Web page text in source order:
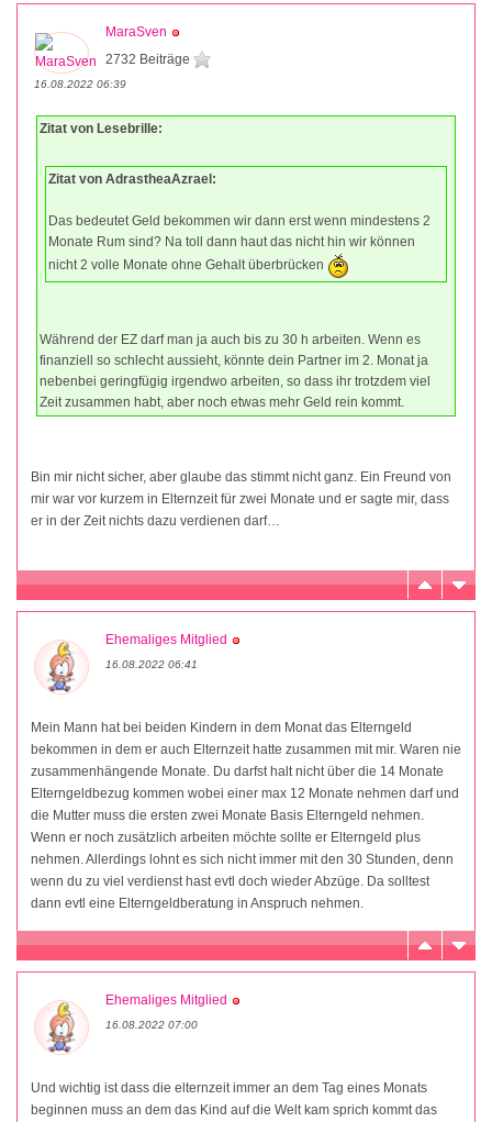
MaraSven
2732 Beiträge
16.08.2022 06:39
Zitat von Lesebrille:
Zitat von AdrastheaAzrael:
Das bedeutet Geld bekommen wir dann erst wenn mindestens 2
Monate Rum sind? Na toll dann haut das nicht hin wir können
nicht 2 volle Monate ohne Gehalt überbrücken
Während der EZ darf man ja auch bis zu 30 h arbeiten. Wenn es
finanziell so schlecht aussieht, könnte dein Partner im 2. Monat ja
nebenbei geringfügig irgendwo arbeiten, so dass ihr trotzdem viel
Zeit zusammen habt, aber noch etwas mehr Geld rein kommt.
Bin mir nicht sicher, aber glaube das stimmt nicht ganz. Ein Freund von
mir war vor kurzem in Elternzeit für zwei Monate und er sagte mir, dass
er in der Zeit nichts dazu verdienen darf…
Ehemaliges Mitglied
16.08.2022 06:41
Mein Mann hat bei beiden Kindern in dem Monat das Elterngeld
bekommen in dem er auch Elternzeit hatte zusammen mit mir. Waren nie
zusammenhängende Monate. Du darfst halt nicht über die 14 Monate
Elterngeldbezug kommen wobei einer max 12 Monate nehmen darf und
die Mutter muss die ersten zwei Monate Basis Elterngeld nehmen.
Wenn er noch zusätzlich arbeiten möchte sollte er Elterngeld plus
nehmen. Allerdings lohnt es sich nicht immer mit den 30 Stunden, denn
wenn du zu viel verdienst hast evtl doch wieder Abzüge. Da solltest
dann evtl eine Elterngeldberatung in Anspruch nehmen.
Ehemaliges Mitglied
16.08.2022 07:00
Und wichtig ist dass die elternzeit immer an dem Tag eines Monats
beginnen muss an dem das Kind auf die Welt kam sprich kommt das